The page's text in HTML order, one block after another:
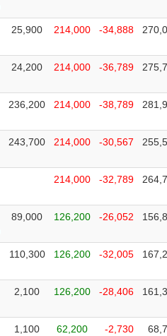
25,900 214,000 -34,888
24,200 214,000 -36,789
236,200 214,000 -38,789
243,700 214,000 -30,567
214,000 -32,789
89,000 126,200 -26,052
110,300 126,200 -32,005
2,100 126,200 -28,406
1,100 62,200 -2,730